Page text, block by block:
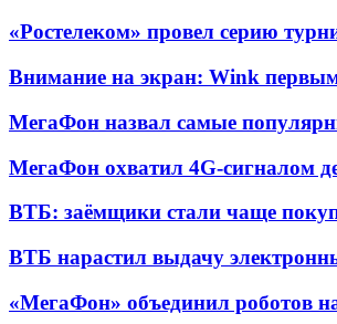
«Ростелеком» провел серию
Внимание на экран: Wink первым
МегаФон назвал самые
МегаФон охватил 4G-сигналом
ВТБ: заёмщики стали чаще
ВТБ нарастил выдачу
«МегаФон» объединил роботов